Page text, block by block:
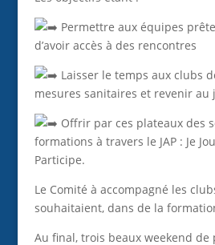
Permettre aux équipes
d’avoir accès à des rencontres
Laisser le temps aux clubs
mesures sanitaires et revenir au
Offrir par ces plateaux des
formations à travers le JAP : Je
Participe.
Le Comité à accompagné les
souhaitaient, dans de la
Au final, trois beaux weekend de